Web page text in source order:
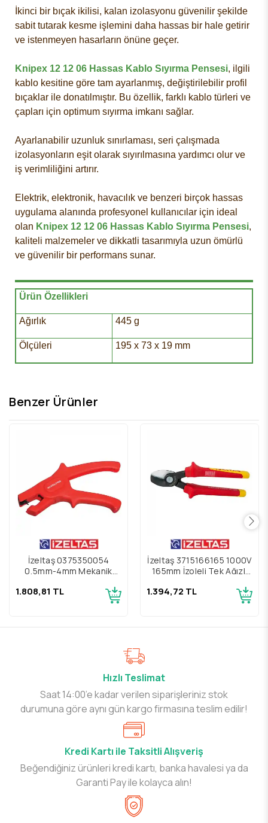
İkinci bir bıçak ikilisi, kalan izolasyonu güvenilir şekilde
sabit tutarak kesme işlemini daha hassas bir hale getirir
ve istenmeyen hasarların önüne geçer.
Knipex 12 12 06 Hassas Kablo Sıyırma Pensesi, ilgili
kablo kesitine göre tam ayarlanmış, değiştirilebilir profil
bıçaklar ile donatılmıştır. Bu özellik, farklı kablo türleri ve
çapları için optimum sıyırma imkanı sağlar.
Ayarlanabilir uzunluk sınırlaması, seri çalışmada
izolasyonların eşit olarak sıyırılmasına yardımcı olur ve
iş verimliliğini artırır.
Elektrik, elektronik, havacılık ve benzeri birçok hassas
uygulama alanında profesyonel kullanıcılar için ideal
olan Knipex 12 12 06 Hassas Kablo Sıyırma Pensesi,
kaliteli malzemeler ve dikkatli tasarımıyla uzun ömürlü
ve güvenilir bir performans sunar.
Ürün Özellikleri
Ağırlık 445 g
Ölçüleri 195 x 73 x 19 mm
Benzer Ürünler
İzeltaş 0375350054
0,5mm-4mm Mekanik
1.808,81 TL
İzeltaş 3715166165 1000V
165mm İzoleli Tek Ağızlı
1.394,72 TL
Hızlı Teslimat
Saat 14:00’e kadar verilen siparişleriniz stok
durumuna göre aynı gün kargo firmasına teslim edilir!
Kredi Kartı ile Taksitli Alışveriş
Beğendiğiniz ürünleri kredi kartı, banka havalesi ya da
Garanti Pay ile kolayca alın!